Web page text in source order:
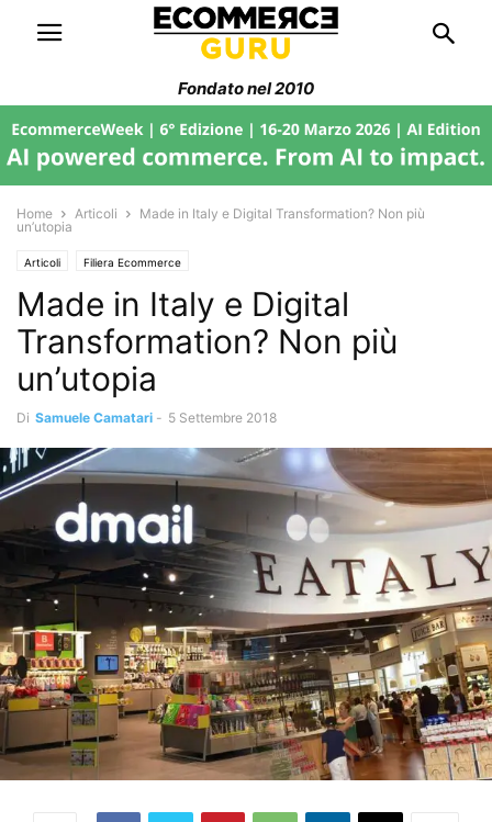
Fondato nel 2010
Home Articoli
Made in Italy e Digital Transformation? Non più
un’utopia
Articoli Filiera Ecommerce
Made in Italy e Digital
Transformation? Non più
un’utopia
Di Samuele Camatari - 5 Settembre 2018